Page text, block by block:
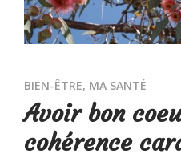
BIEN-ÊTRE, MA SANTÉ
Avoir bon
cohérence